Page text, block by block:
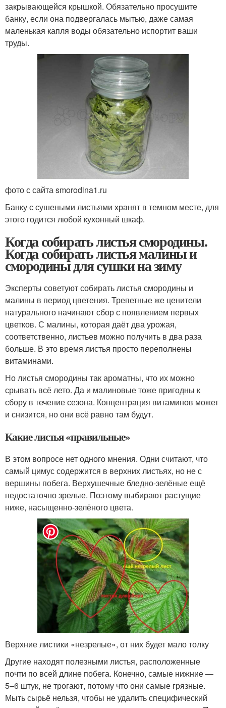
закрывающейся крышкой. Обязательно просушите
банку, если она подвергалась мытью, даже самая
маленькая капля воды обязательно испортит ваши
труды.
фото с сайта smorodina1.ru
Банку с сушеными листьями хранят в темном месте, для
этого годится любой кухонный шкаф.
Когда собирать листья смородины.
Когда собирать листья малины и
смородины для сушки на зиму
Эксперты советуют собирать листья смородины и
малины в период цветения. Трепетные же ценители
натурального начинают сбор с появлением первых
цветков. С малины, которая даёт два урожая,
соответственно, листьев можно получить в два раза
больше. В это время листья просто переполнены
витаминами.
Но листья смородины так ароматны, что их можно
срывать всё лето. Да и малиновые тоже пригодны к
сбору в течение сезона. Концентрация витаминов может
и снизится, но они всё равно там будут.
Какие листья «правильные»
В этом вопросе нет одного мнения. Одни считают, что
самый цимус содержится в верхних листьях, но не с
вершины побега. Верхушечные бледно-зелёные ещё
недостаточно зрелые. Поэтому выбирают растущие
ниже, насыщенно-зелёного цвета.
Верхние листики «незрелые», от них будет мало толку
Другие находят полезными листья, расположенные
почти по всей длине побега. Конечно, самые нижние —
5–6 штук, не трогают, потому что они самые грязные.
Мыть сырьё нельзя, чтобы не удалить специфический